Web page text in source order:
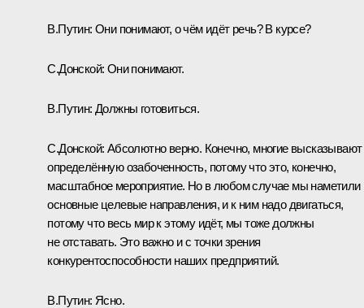
В.Путин: Они понимают, о чём идёт речь? В курсе?
С.Донской: Они понимают.
В.Путин: Должны готовиться.
С.Донской: Абсолютно верно. Конечно, многие высказывают
определённую озабоченность, потому что это, конечно,
масштабное мероприятие. Но в любом случае мы наметили
основные целевые направления, и к ним надо двигаться,
потому что весь мир к этому идёт, мы тоже должны
не отставать. Это важно и с точки зрения
конкурентоспособности наших предприятий.
В.Путин: Ясно.